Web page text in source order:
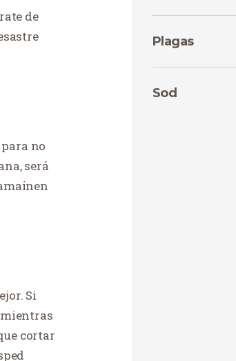
de
no
será
Si
mientras
cortar
Plagas
Sod